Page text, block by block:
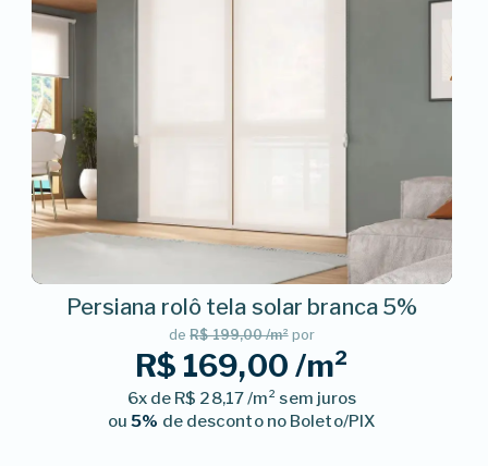
Persiana rolô tela solar branca 5%
deR$ 199,00 /m²por
R$ 169,00 /m²
6x de R$ 28,17 /m² sem juros
ou5% de desconto no Boleto/PIX